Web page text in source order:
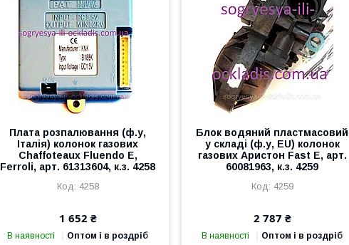
Плата розпалювання (ф.у,
Італія) колонок газових
Chaffoteaux Fluendo E,
Ferroli, арт. 61313604, к.з. 4258
4258
1 652 ₴
В наявності Оптом і в роздріб
Блок водяний пластмасовий
у складі (ф.у, EU) колонок
газових Аристон Fast E, арт.
60081963, к.з. 4259
4259
2 787 ₴
В наявності Оптом і в роздріб